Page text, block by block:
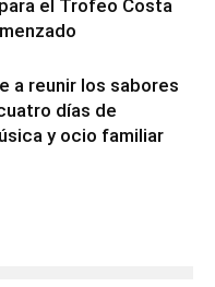
el Trofeo Costa
a reunir los sabores
días de
y ocio familiar